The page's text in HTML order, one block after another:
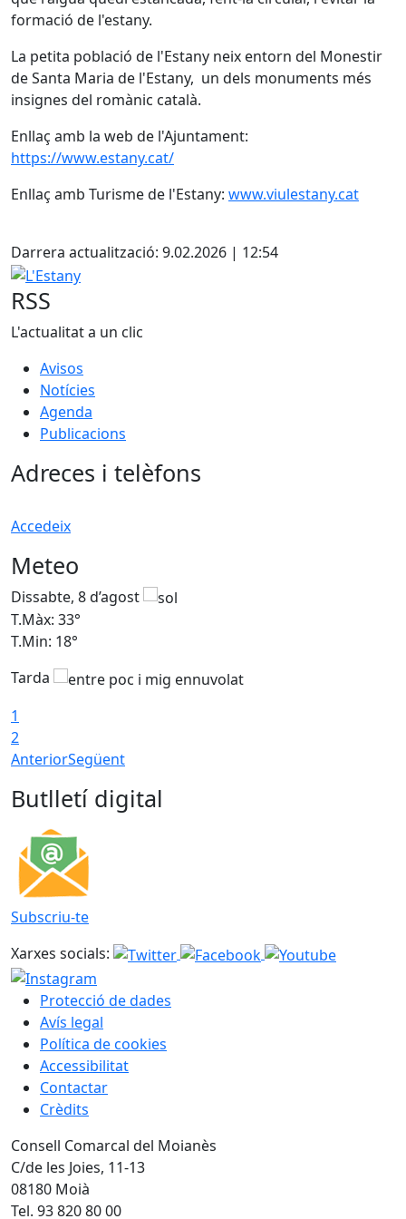
formació de l'estany.
La petita població de l'Estany neix entorn del Monestir
de Santa Maria de l'Estany, un dels monuments més
insignes del romànic català.
Enllaç amb la web de l'Ajuntament:
https://www.estany.cat/
Enllaç amb Turisme de l'Estany: www.viulestany.cat
Darrera actualització: 9.02.2026 | 12:54
L'Estany
RSS
L'actualitat a un clic
Avisos
Notícies
Agenda
Publicacions
Adreces i telèfons
Accedeix
Meteo
Dissabte, 8 d’agost
T.Màx: 33°
T.Min: 18°
Tarda
1
2
AnteriorSegüent
Butlletí digital
Subscriu-te
Xarxes socials:
Protecció de dades
Avís legal
Política de cookies
Accessibilitat
Contactar
Crèdits
Consell Comarcal del Moianès
C/de les Joies, 11-13
08180 Moià
Tel. 93 820 80 00